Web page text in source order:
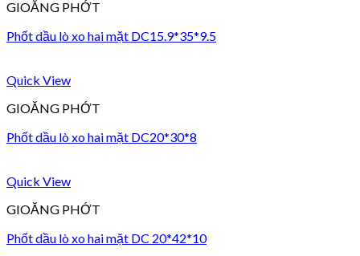
GIOĂNG PHỚT
Phốt dầu lò xo hai mặt DC15.9*35*9.5
Quick View
GIOĂNG PHỚT
Phốt dầu lò xo hai mặt DC20*30*8
Quick View
GIOĂNG PHỚT
Phốt dầu lò xo hai mặt DC 20*42*10